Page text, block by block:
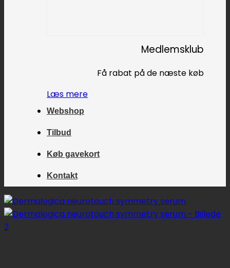
Medlemsklub
Få rabat på de næste køb
Læs mere
Webshop
Tilbud
Køb gavekort
Kontakt